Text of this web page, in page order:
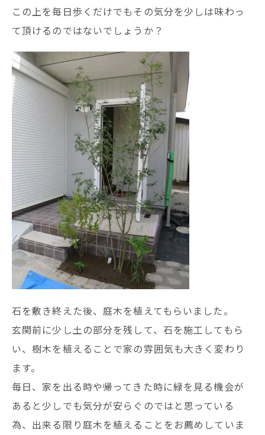
この上を毎日歩くだけでもその気分を少しは味わっ
て頂けるのではないでしょうか？
石を敷き終えた後、庭木を植えてもらいました。
玄関前に少し土の部分を残して、石を施工してもら
い、樹木を植えることで家の雰囲気も大きく変わり
ます。
毎日、家を出る時や帰ってきた時に緑を見る機会が
あると少しでも気分が安らぐのではと思っている
為、出来る限り庭木を植えることをお薦めしていま